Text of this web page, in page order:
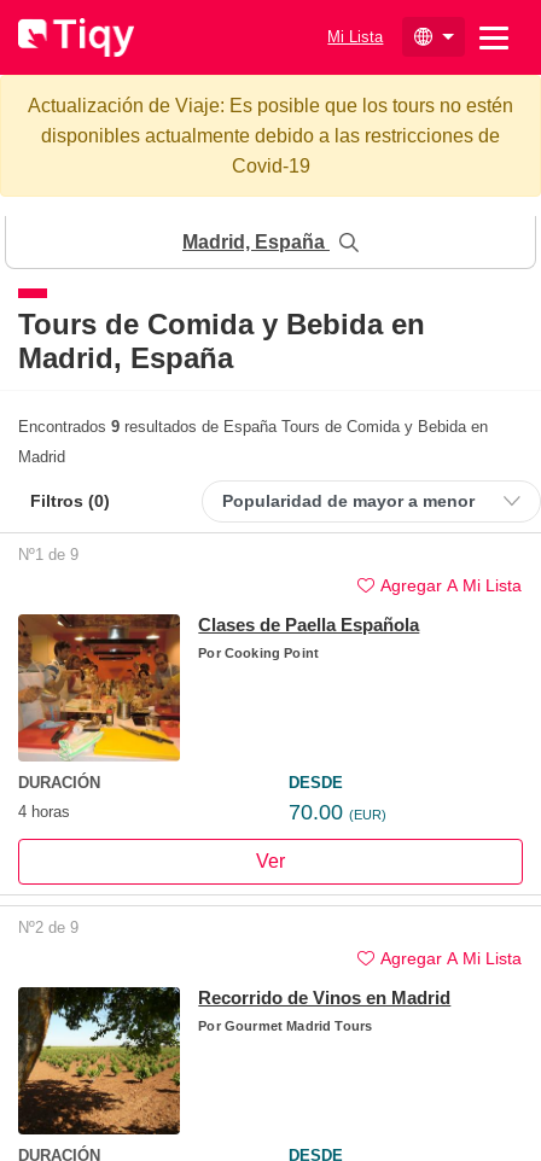
Mi Lista
Actualización de Viaje: Es posible que los tours no estén
disponibles actualmente debido a las restricciones de
Covid-19
Tours de Comida y Bebida en
Madrid, España
Madrid, España
Encontrados 9 resultados de España Tours de Comida y Bebida en
Madrid
Nº1 de 9
Agregar A Mi Lista
Clases de Paella Española
PorCooking Point
DURACIÓN
4 horas
DESDE
70.00 (EUR)
Ver
Nº2 de 9
Agregar A Mi Lista
Recorrido de Vinos en Madrid
PorGourmet Madrid Tours
DURACIÓN
DESDE
Filtros (0)